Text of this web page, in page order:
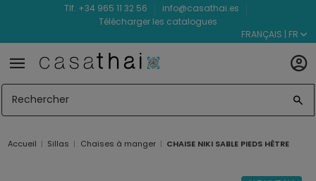
Tlf. +34 965 11 32 56
info@casathai.es
Télécharger les catalogues
FRANÇAIS | FR
Accueil Sillas Chaises à manger CHAISE NIKI SABLE PIEDS HÊTRE